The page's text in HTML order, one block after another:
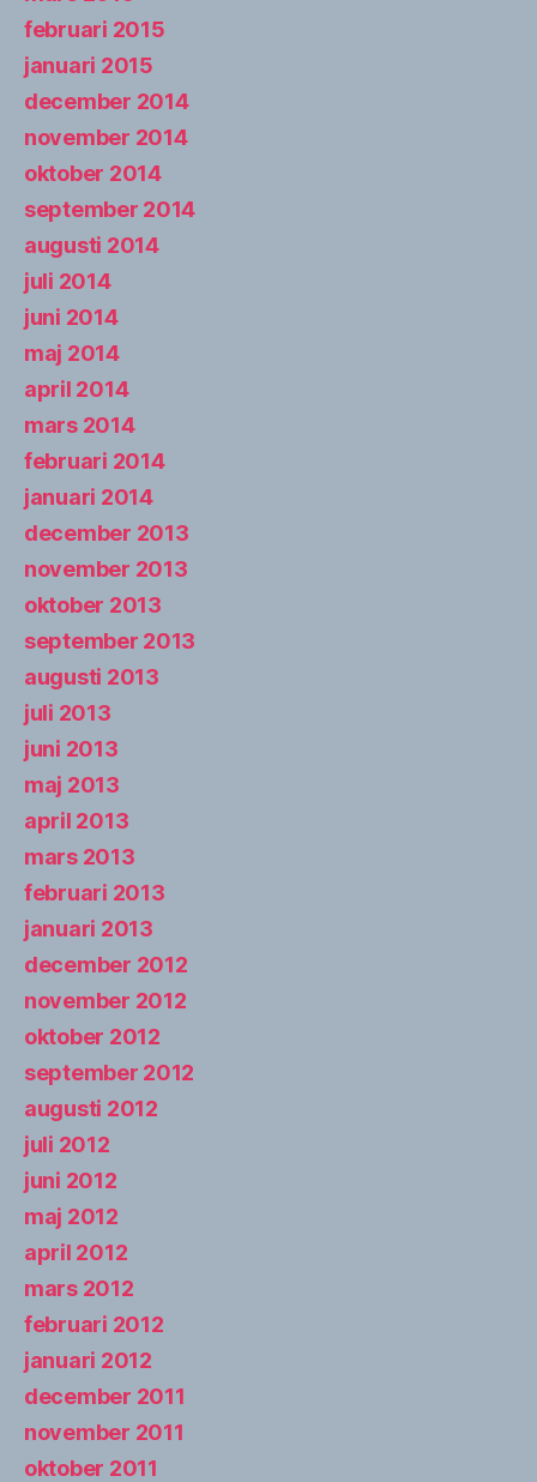
februari 2015
januari 2015
december 2014
november 2014
oktober 2014
september 2014
augusti 2014
juli 2014
juni 2014
maj 2014
april 2014
mars 2014
februari 2014
januari 2014
december 2013
november 2013
oktober 2013
september 2013
augusti 2013
juli 2013
juni 2013
maj 2013
april 2013
mars 2013
februari 2013
januari 2013
december 2012
november 2012
oktober 2012
september 2012
augusti 2012
juli 2012
juni 2012
maj 2012
april 2012
mars 2012
februari 2012
januari 2012
december 2011
november 2011
oktober 2011